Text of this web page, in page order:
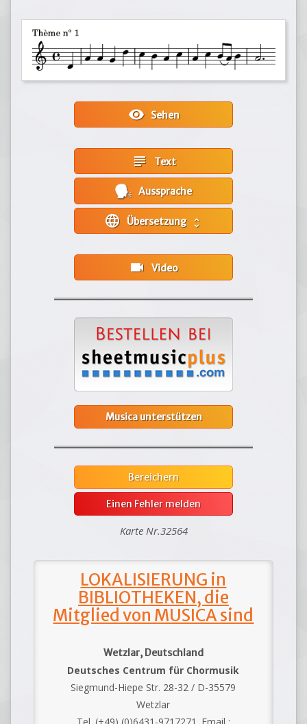
visibilitySehen
subject Text
Aussprache
language unfold_more
videocam Video
Musica unterstützen
Bereichern
Einen Fehler melden
Karte Nr.32564
LOKALISIERUNG in
BIBLIOTHEKEN, die
Mitglied von MUSICA sind
Wetzlar, Deutschland
Deutsches Centrum für Chormusik
Siegmund-Hiepe Str. 28-32 / D-35579
Wetzlar